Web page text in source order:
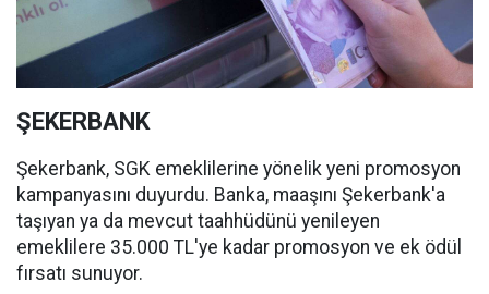
ŞEKERBANK
Şekerbank, SGK emeklilerine yönelik yeni promosyon
kampanyasını duyurdu. Banka, maaşını Şekerbank'a
taşıyan ya da mevcut taahhüdünü yenileyen
emeklilere 35.000 TL'ye kadar promosyon ve ek ödül
fırsatı sunuyor.